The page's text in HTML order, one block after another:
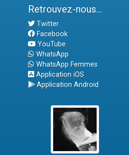
Retrouvez-nous...
Twitter
Facebook
YouTube
WhatsApp
WhatsApp Femmes
Application iOS
Application Android